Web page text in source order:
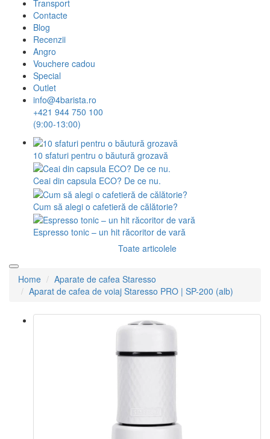
Transport
Contacte
Blog
Recenzii
Angro
Vouchere cadou
Special
Outlet
info@4barista.ro
+421 944 750 100
(9:00-13:00)
10 sfaturi pentru o băutură grozavă
Ceai din capsula ECO? De ce nu.
Cum să alegi o cafetieră de călătorie?
Espresso tonic – un hit răcoritor de vară
Toate articolele
Home
Aparate de cafea Staresso
Aparat de cafea de voiaj Staresso PRO | SP-200 (alb)